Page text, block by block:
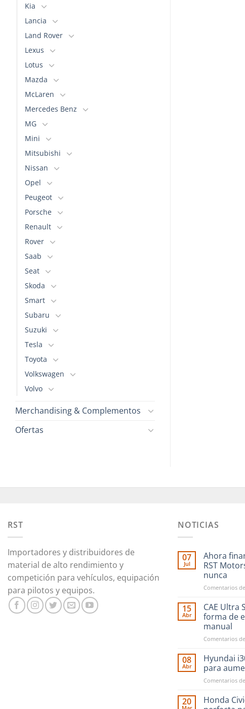
Kia
Lancia
Land Rover
Lexus
Lotus
Mazda
McLaren
Mercedes Benz
MG
Mini
Mitsubishi
Nissan
Opel
Peugeot
Porsche
Renault
Rover
Saab
Seat
Skoda
Smart
Subaru
Suzuki
Tesla
Toyota
Volkswagen
Volvo
Merchandising & Complementos
Ofertas
RST
Importadores y distribuidores de
material de alto rendimiento y
competición para vehículos, equipación
para pilotos y equipos.
NOTICIAS
07
Jul
Ahora
RST
nunca
Comentarios
15
Abr
CAE Ultra
forma de
manual
Comentarios
08
Abr
Hyundai
para
Comentarios
20
Honda